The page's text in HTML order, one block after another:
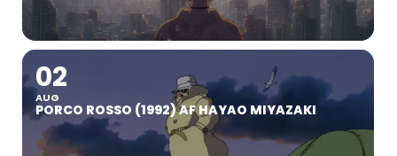
02
AUG
PORCO ROSSO (1992) AF HAYAO MIYAZAKI